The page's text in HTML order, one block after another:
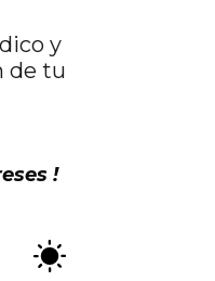
y
de tu
!